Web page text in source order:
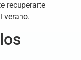
recuperarte
verano.